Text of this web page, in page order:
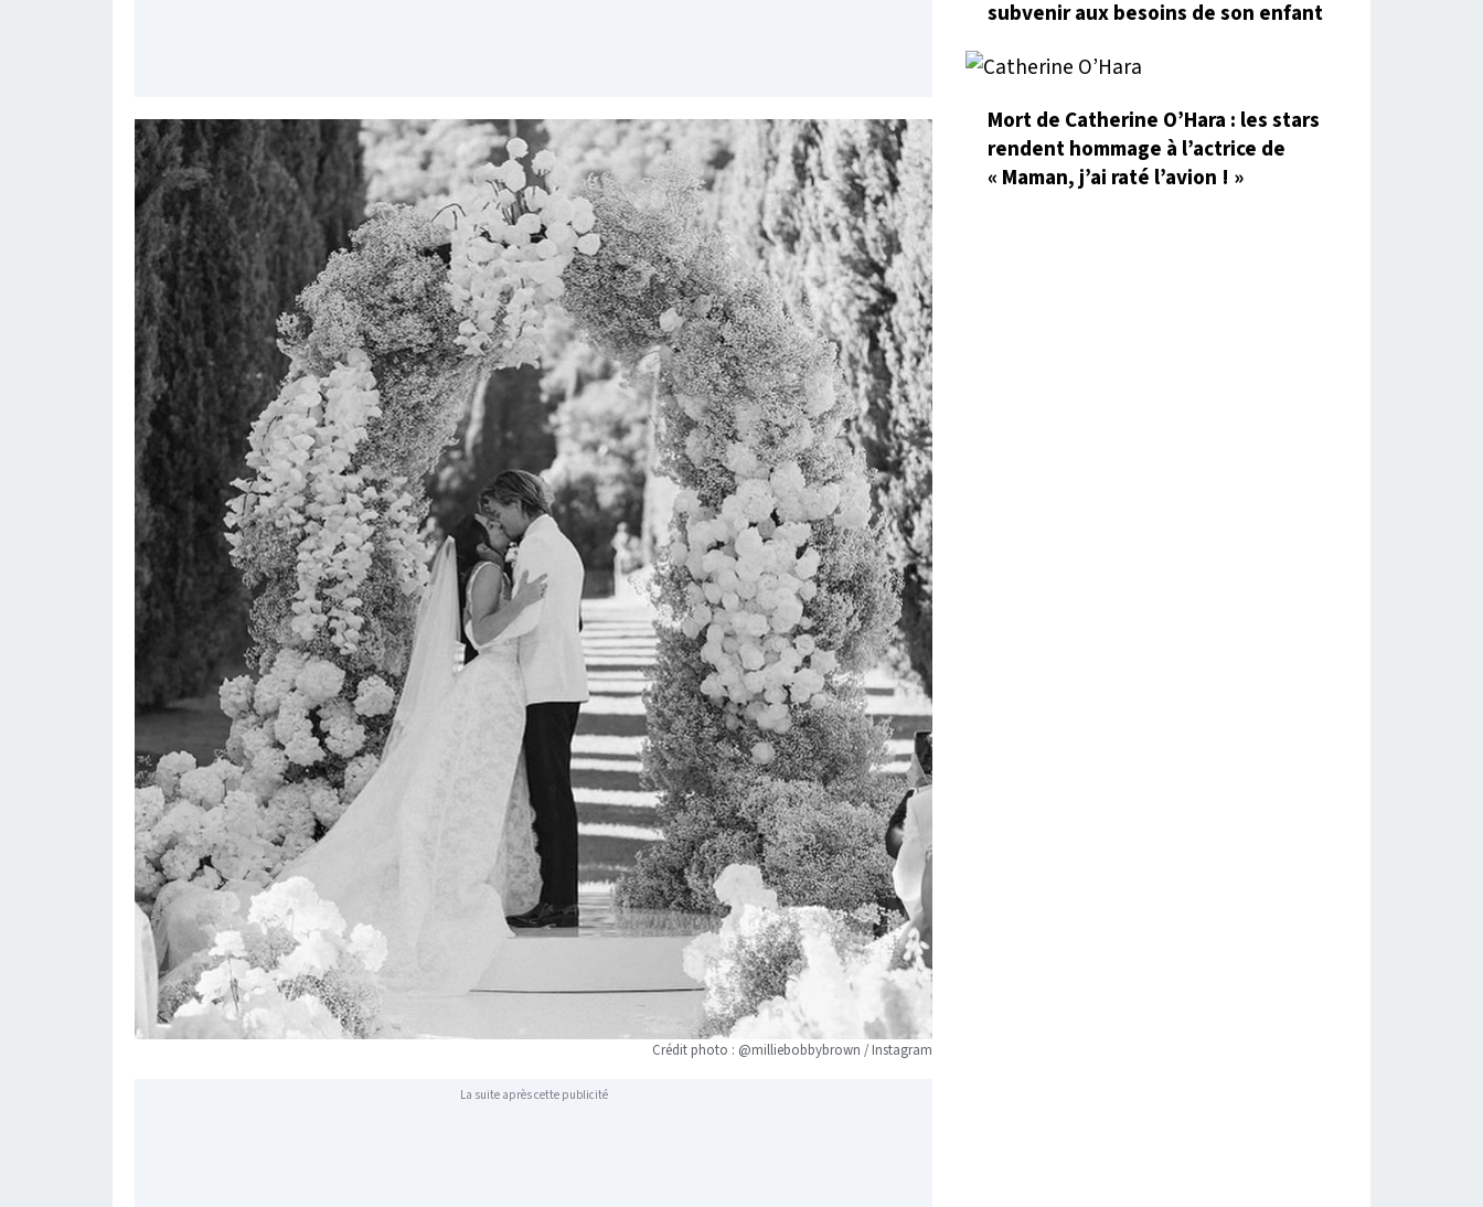
Crédit photo : @milliebobbybrown / Instagram
La suite après cette publicité
subvenir aux besoins de son enfant
Mort de Catherine O’Hara : les stars
rendent hommage à l’actrice de
« Maman, j’ai raté l’avion ! »